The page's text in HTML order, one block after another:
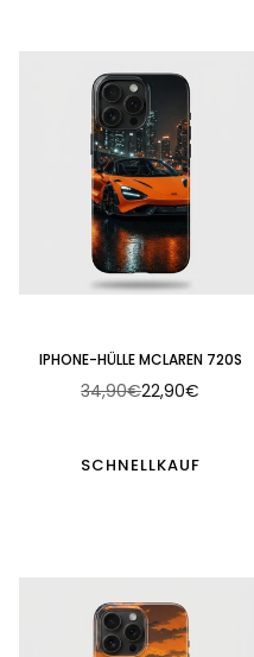
IPHONE-HÜLLE MCLAREN 720S
Normaler
34,90€22,90€
SCHNELLKAUF